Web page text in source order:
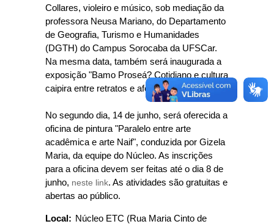
Collares, violeiro e músico, sob mediação da
professora Neusa Mariano, do Departamento
de Geografia, Turismo e Humanidades
(DGTH) do Campus Sorocaba da UFSCar.
Na mesma data, também será inaugurada a
exposição "Bamo Proseá? Cotidiano e cultura
caipira entre retratos e afetos".
No segundo dia, 14 de junho, será oferecida a
oficina de pintura "Paralelo entre arte
acadêmica e arte Naif", conduzida por Gizela
Maria, da equipe do Núcleo. As inscrições
para a oficina devem ser feitas até o dia 8 de
junho, neste link. As atividades são gratuitas e
abertas ao público.
Local: Núcleo ETC (Rua Maria Cinto de